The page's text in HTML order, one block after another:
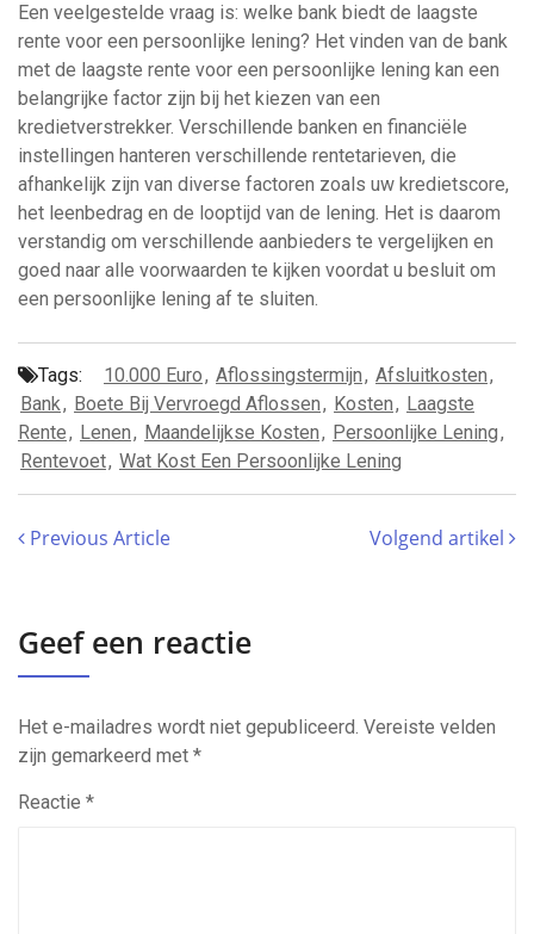
Een veelgestelde vraag is: welke bank biedt de laagste
rente voor een persoonlijke lening? Het vinden van de bank
met de laagste rente voor een persoonlijke lening kan een
belangrijke factor zijn bij het kiezen van een
kredietverstrekker. Verschillende banken en financiële
instellingen hanteren verschillende rentetarieven, die
afhankelijk zijn van diverse factoren zoals uw kredietscore,
het leenbedrag en de looptijd van de lening. Het is daarom
verstandig om verschillende aanbieders te vergelijken en
goed naar alle voorwaarden te kijken voordat u besluit om
een persoonlijke lening af te sluiten.
Tags: 10.000 Euro, Aflossingstermijn, Afsluitkosten,
Bank, Boete Bij Vervroegd Aflossen, Kosten, Laagste
Rente, Lenen, Maandelijkse Kosten, Persoonlijke Lening,
Rentevoet, Wat Kost Een Persoonlijke Lening
Previous Article Volgend artikel
Geef een reactie
Het e-mailadres wordt niet gepubliceerd. Vereiste velden
zijn gemarkeerd met *
Reactie *